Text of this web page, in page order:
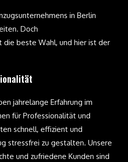
in Berlin
Doch
die beste Wahl, und hier ist der
jahrelange Erfahrung im
für Professionalität und
schnell, effizient und
stressfrei zu gestalten. Unsere
und zufriedene Kunden sind